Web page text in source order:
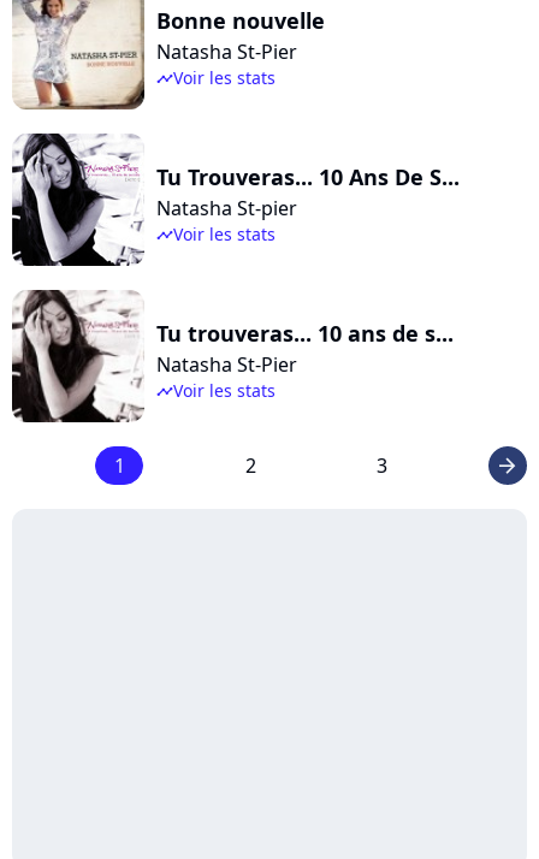
Bonne nouvelle
Natasha St-Pier
timelineVoir les stats
Tu Trouveras... 10 Ans De S...
Natasha St-pier
timelineVoir les stats
Tu trouveras... 10 ans de s...
Natasha St-Pier
timelineVoir les stats
1 2 3 arrow_right